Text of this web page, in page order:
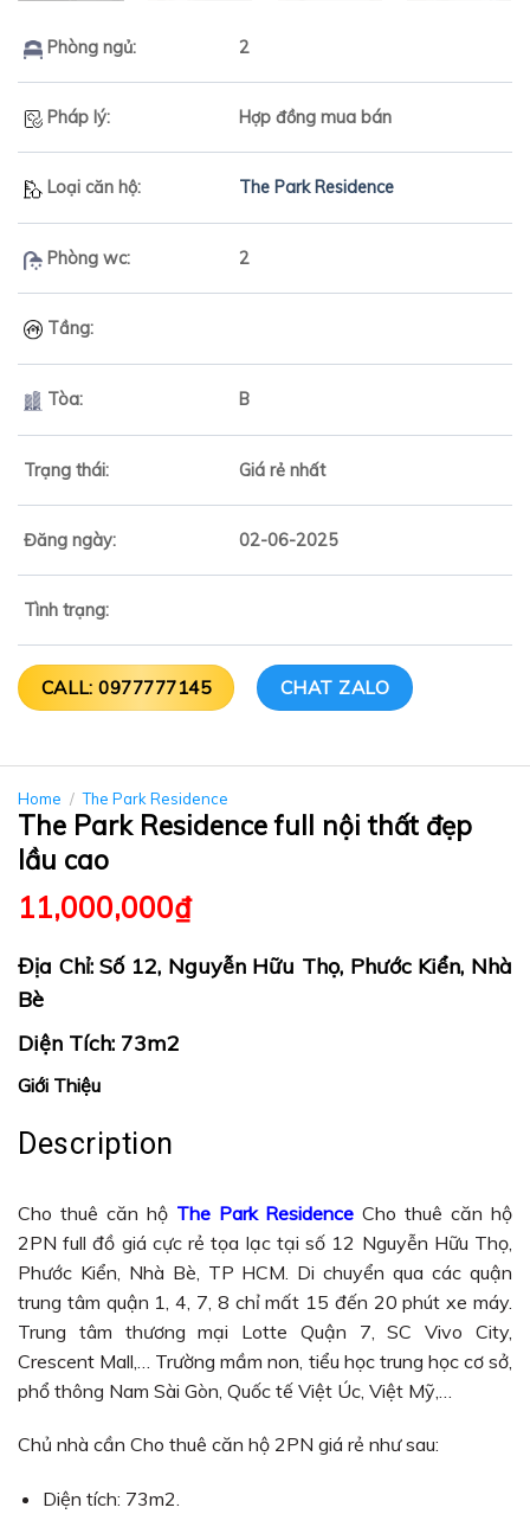
Phòng ngủ: 2
Pháp lý: Hợp đồng mua bán
Loại căn hộ: The Park Residence
Phòng wc: 2
Tầng:
Tòa: B
Trạng thái: Giá rẻ nhất
Đăng ngày: 02-06-2025
Tình trạng:
CALL: 0977777145 CHAT ZALO
Home / The Park Residence
The Park Residence full nội thất đẹp
lầu cao
11,000,000₫
Địa Chỉ: Số 12, Nguyễn Hữu Thọ, Phước Kiển, Nhà
Bè
Diện Tích: 73m2
Giới Thiệu
Description
Cho thuê căn hộ The Park Residence Cho thuê căn hộ
2PN full đồ giá cực rẻ tọa lạc tại số 12 Nguyễn Hữu Thọ,
Phước Kiển, Nhà Bè, TP HCM. Di chuyển qua các quận
trung tâm quận 1, 4, 7, 8 chỉ mất 15 đến 20 phút xe máy.
Trung tâm thương mại Lotte Quận 7, SC Vivo City,
Crescent Mall,… Trường mầm non, tiểu học trung học cơ sở,
phổ thông Nam Sài Gòn, Quốc tế Việt Úc, Việt Mỹ,…
Chủ nhà cần Cho thuê căn hộ 2PN giá rẻ như sau:
Diện tích: 73m2.